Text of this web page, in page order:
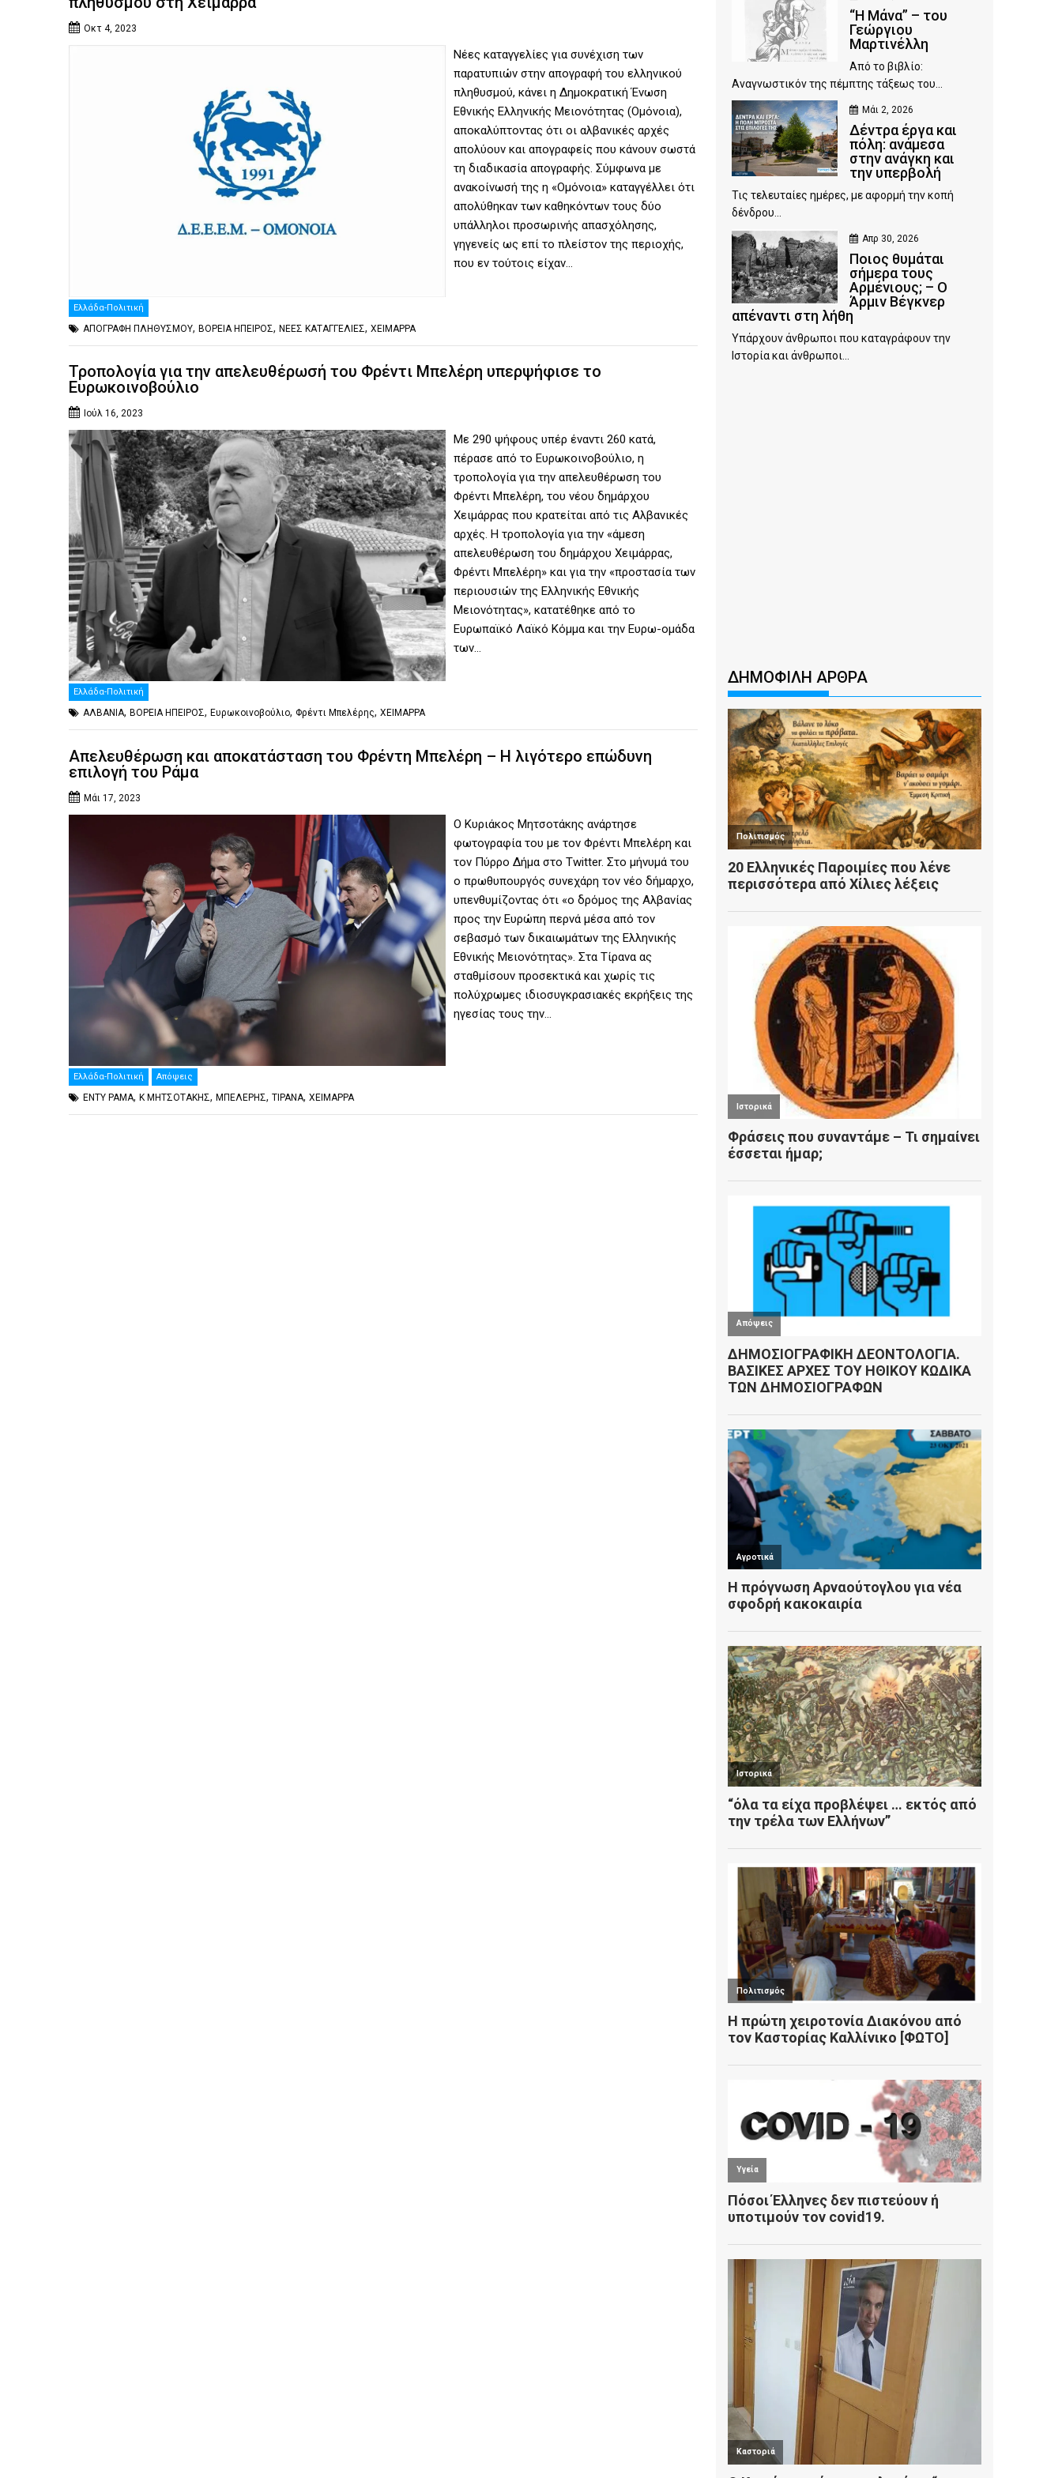
Οκτ 4, 2023
Νέες καταγγελίες για συνέχιση των
παρατυπιών στην απογραφή του ελληνικού
πληθυσμού, κάνει η Δημοκρατική Ένωση
Εθνικής Ελληνικής Μειονότητας (Ομόνοια),
αποκαλύπτοντας ότι οι αλβανικές αρχές
απολύουν και απογραφείς που κάνουν σωστά
τη διαδικασία απογραφής. Σύμφωνα με
ανακοίνωσή της η «Ομόνοια» καταγγέλλει ότι
απολύθηκαν των καθηκόντων τους δύο
υπάλληλοι προσωρινής απασχόλησης,
γηγενείς ως επί το πλείστον της περιοχής,
που εν τούτοις είχαν…
Ελλάδα-Πολιτική
ΑΠΟΓΡΑΦΗ ΠΛΗΘΥΣΜΟΥ, ΒΟΡΕΙΑ ΗΠΕΙΡΟΣ, ΝΕΕΣ ΚΑΤΑΓΓΕΛΙΕΣ, ΧΕΙΜΑΡΡΑ
Τροπολογία για την απελευθέρωσή του Φρέντι Μπελέρη υπερψήφισε το
Ευρωκοινοβούλιο
Ιούλ 16, 2023
Με 290 ψήφους υπέρ έναντι 260 κατά,
πέρασε από το Ευρωκοινοβούλιο, η
τροπολογία για την απελευθέρωση του
Φρέντι Μπελέρη, του νέου δημάρχου
Χειμάρρας που κρατείται από τις Αλβανικές
αρχές. Η τροπολογία για την «άμεση
απελευθέρωση του δημάρχου Χειμάρρας,
Φρέντι Μπελέρη» και για την «προστασία των
περιουσιών της Ελληνικής Εθνικής
Μειονότητας», κατατέθηκε από το
Ευρωπαϊκό Λαϊκό Κόμμα και την Ευρω-ομάδα
των…
Ελλάδα-Πολιτική
ΑΛΒΑΝΙΑ, ΒΟΡΕΙΑ ΗΠΕΙΡΟΣ, Ευρωκοινοβούλιο, Φρέντι Μπελέρης, ΧΕΙΜΑΡΡΑ
Απελευθέρωση και αποκατάσταση του Φρέντη Μπελέρη – Η λιγότερο επώδυνη
επιλογή του Ράμα
Μάι 17, 2023
Ο Κυριάκος Μητσοτάκης ανάρτησε
φωτογραφία του με τον Φρέντι Μπελέρη και
τον Πύρρο Δήμα στο Τwitter. Στο μήνυμά του
ο πρωθυπουργός συνεχάρη τον νέο δήμαρχο,
υπενθυμίζοντας ότι «ο δρόμος της Αλβανίας
προς την Ευρώπη περνά μέσα από τον
σεβασμό των δικαιωμάτων της Ελληνικής
Εθνικής Μειονότητας». Στα Τίρανα ας
σταθμίσουν προσεκτικά και χωρίς τις
πολύχρωμες ιδιοσυγκρασιακές εκρήξεις της
ηγεσίας τους την…
Ελλάδα-Πολιτική Απόψεις
ΕΝΤΥ ΡΑΜΑ, Κ ΜΗΤΣΟΤΑΚΗΣ, ΜΠΕΛΕΡΗΣ, ΤΙΡΑΝΑ, ΧΕΙΜΑΡΡΑ
“Η Μάνα” – του
Γεώργιου
Μαρτινέλλη
Από το βιβλίο:
Αναγνωστικόν της πέμπτης τάξεως του...
Μάι 2, 2026
Δέντρα έργα και
πόλη: ανάμεσα
στην ανάγκη και
την υπερβολή
Τις τελευταίες ημέρες, με αφορμή την κοπή
δένδρου...
Απρ 30, 2026
Ποιος θυμάται
σήμερα τους
Αρμένιους; – Ο
Άρμιν Βέγκνερ
απέναντι στη λήθη
Υπάρχουν άνθρωποι που καταγράφουν την
Ιστορία και άνθρωποι...
ΔΗΜΟΦΙΛΗ ΑΡΘΡΑ